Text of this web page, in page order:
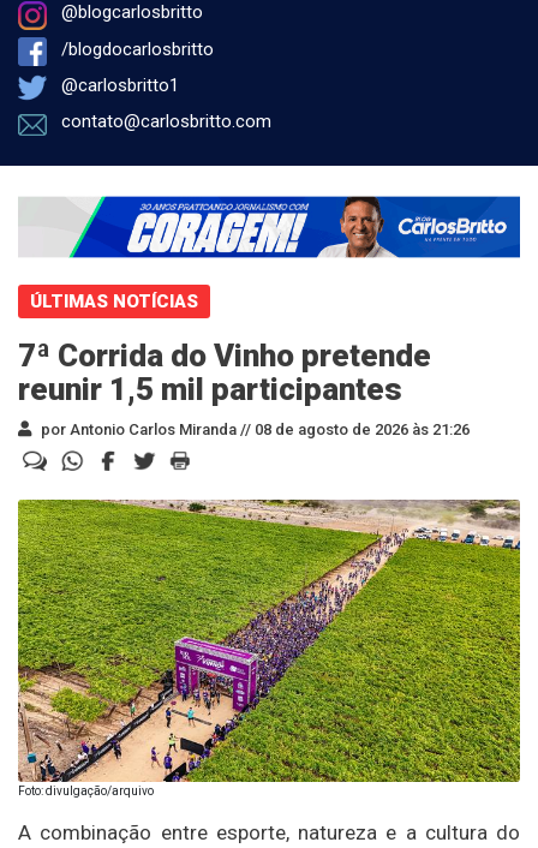
@blogcarlosbritto
/blogdocarlosbritto
@carlosbritto1
contato@carlosbritto.com
ÚLTIMAS NOTÍCIAS
7ª Corrida do Vinho pretende
reunir 1,5 mil participantes
por Antonio Carlos Miranda // 08 de agosto de 2026 às 21:26
Foto: divulgação/arquivo
A combinação entre esporte, natureza e a cultura do